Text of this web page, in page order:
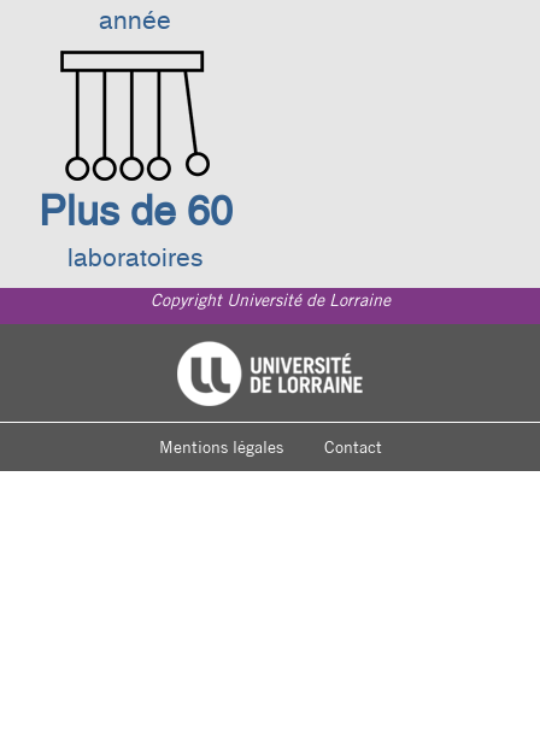
année
Plus de 60
laboratoires
Copyright Université de Lorraine
Université de Lorraine
Mentions légales Contact